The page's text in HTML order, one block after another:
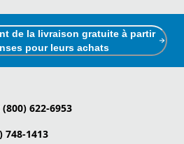
de la livraison gratuite à partir
pour leurs achats
622-6953
748-1413